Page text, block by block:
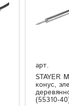
арт.
STAYER
конус,
(55310-